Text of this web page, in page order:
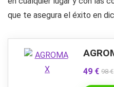
que te asegura el éxito en
49 € 98 €